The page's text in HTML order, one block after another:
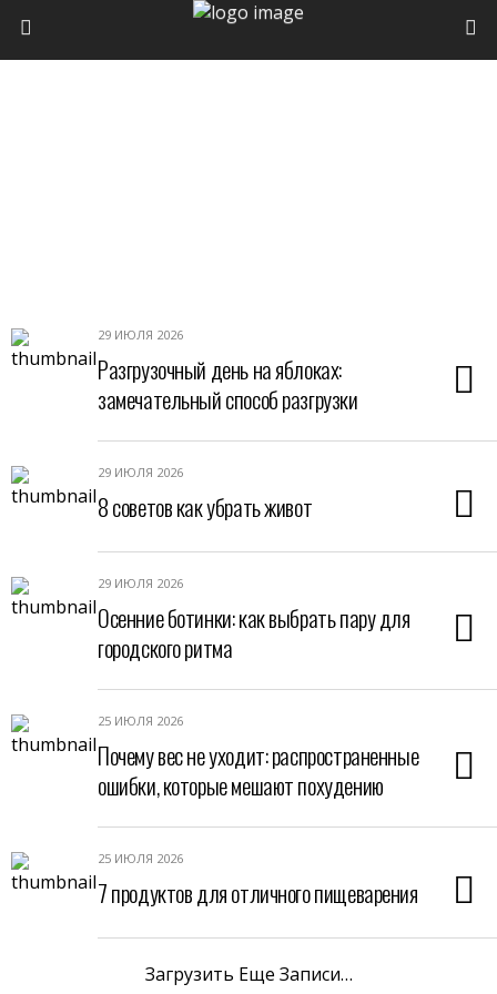
29 ИЮЛЯ 2026
Разгрузочный день на яблоках:
замечательный способ разгрузки
29 ИЮЛЯ 2026
8 советов как убрать живот
29 ИЮЛЯ 2026
Осенние ботинки: как выбрать пару для
городского ритма
25 ИЮЛЯ 2026
Почему вес не уходит: распространенные
ошибки, которые мешают похудению
25 ИЮЛЯ 2026
7 продуктов для отличного пищеварения
Загрузить Еще Записи…